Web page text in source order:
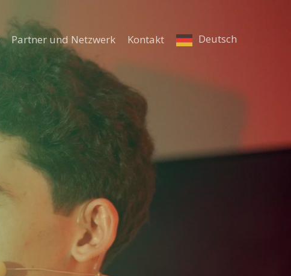
Partner und Netzwerk Kontakt Deutsch